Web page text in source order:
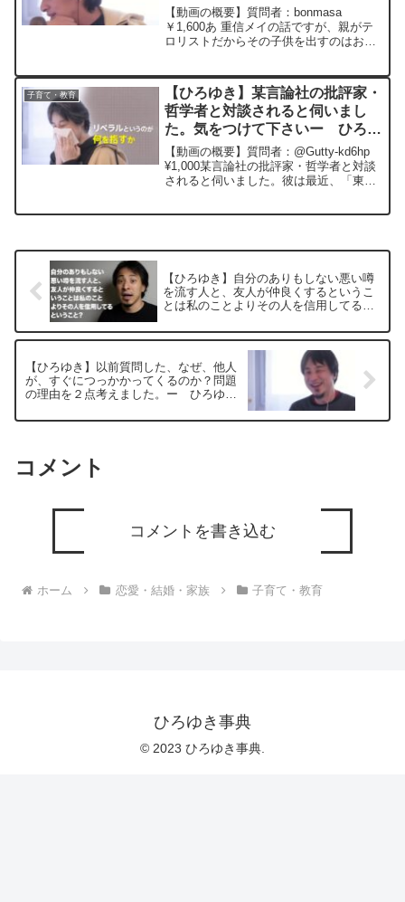
ャーナリストとして、一般の論者
として出演させていたことに怒っ
ていたのだと思います。ー
【動画の概要】質問者：bonmasa
￥1,600あ 重信メイの話ですが、親がテ
ロリストだからその子供を出すのはおか
東情勢に詳しいジャーナリストとして、
一般の論者として...
子育て・教育
【ひろゆき】某言論社の批評家・
哲学者と対談されると伺いまし
た。気をつけて下さいー ひろゆ
き切り抜き 20260126
【動画の概要】質問者：@Gutty-kd6hp
¥1,000某言論社の批評家・哲学者と対談
されると伺いました。彼は最近、「東大
【ひろゆき】自分のありもしない悪い噂
を流す人と、友人が仲良くするというこ
とは私のことよりその人を信用してると
20250831
【ひろゆき】以前質問した、なぜ、他人
が、すぐにつっかかってくるのか？問題
の理由を２点考えました。ー ひろゆき
コメント
コメントを書き込む
ホーム 恋愛・結婚・家族 子育て・教育
ひろゆき事典
© 2023 ひろゆき事典.